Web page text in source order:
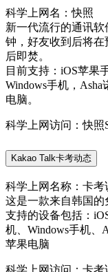
科学上网名：快照
新一代流行的通讯
钟，好友收到后将
后即焚。
目前支持：iOS苹果
Windows手机，
电脑。
科学上网访问：快照
Kakao Talk卡考动态
科学上网名称：卡考
这是一款来自韩国的
支持的设备包括：
机、Windows手机、
苹果电脑